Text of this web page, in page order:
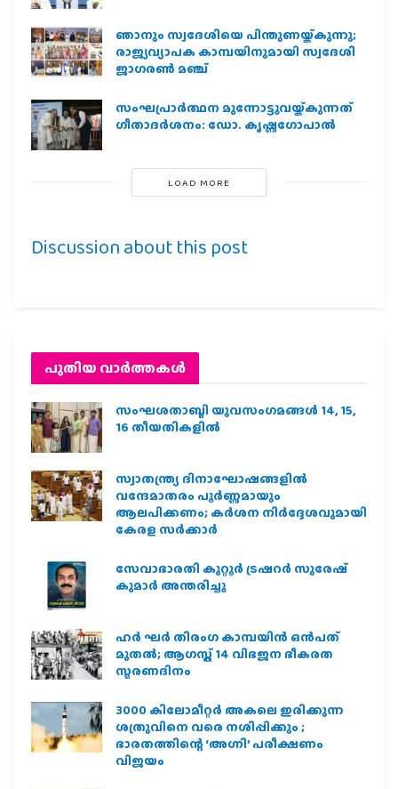
ഞാനും സ്വദേശിയെ പിന്തുണയ്ക്കുന്നു;
രാജ്യവ്യാപക കാമ്പയിനുമായി സ്വദേശി
ജാഗരണ്‍ മഞ്ച്
സംഘപ്രാര്‍ത്ഥന മുന്നോട്ടുവയ്ക്കുന്നത്
ഗീതാദര്‍ശനം: ഡോ. കൃഷ്ണഗോപാല്‍
LOAD MORE
Discussion about this post
പുതിയ വാര്‍ത്തകള്‍
സംഘശതാബ്ദി യുവസംഗമങ്ങള്‍ 14, 15,
16 തീയതികളില്‍
സ്വാതന്ത്ര്യ ദിനാഘോഷങ്ങളിൽ
വന്ദേമാതരം പൂർണ്ണമായും
ആലപിക്കണം; കർശന നിർദ്ദേശവുമായി
കേരള സർക്കാർ
സേവാഭാരതി കുറ്റൂർ ട്രഷറർ സുരേഷ്
കുമാർ അന്തരിച്ചു
ഹര്‍ ഘര്‍ തിരംഗ കാമ്പയിന്‍ ഒന്‍പത്
മുതല്‍; ആഗസ്ത് 14 വിഭജന ഭീകരത
സ്മരണദിനം
3000 കിലോമീറ്റർ അകലെ ഇരിക്കുന്ന
ശത്രുവിനെ വരെ നശിപ്പിക്കും ;
ഭാരതത്തിന്റെ ‘അഗ്നി’ പരീക്ഷണം
വിജയം